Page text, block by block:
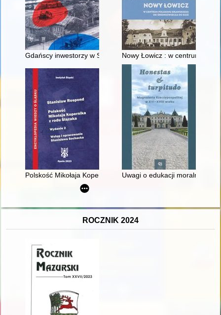
Gdańscy inwestorzy w Sopocie : prestiż finansowy i
Nowy Łowicz : w centrum
Polskość Mikołaja Kopernika z rodu ŚlązakaUwagi o edukacji moralnej
ROCZNIK 2024